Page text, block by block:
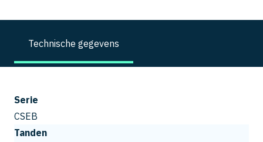
Technische gegevens
Serie
CSEB
Tanden